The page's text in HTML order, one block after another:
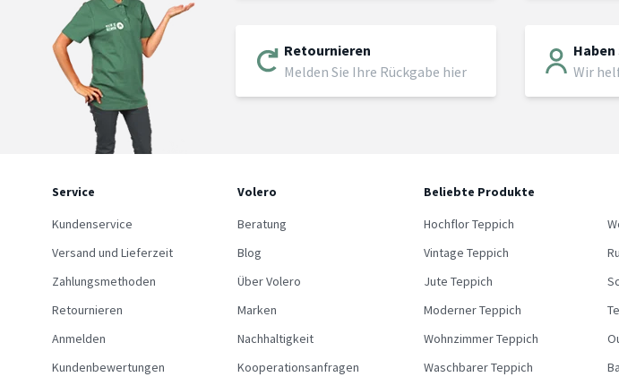
Retournieren
Melden Sie Ihre Rückgabe hier
Haben
Wir
Service
Kundenservice
Versand und Lieferzeit
Zahlungsmethoden
Retournieren
Anmelden
Kundenbewertungen
Volero
Beratung
Blog
Über Volero
Marken
Nachhaltigkeit
Kooperationsanfragen
Beliebte Produkte
Hochflor Teppich
Vintage Teppich
Jute Teppich
Moderner Teppich
Wohnzimmer Teppich
Waschbarer Teppich